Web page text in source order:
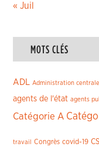
« Juil
MOTS CLÉS
ADL Administration centrale
agents de l'état agents
Catégorie A
travail Congrès covid-19